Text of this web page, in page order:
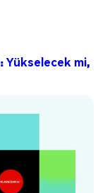
Yükselecek mi,